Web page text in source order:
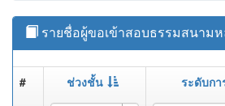
รายชื่อผู้ขอเข้าสอบธรรมสนาม
# ช่วงชั้น ระดับกา